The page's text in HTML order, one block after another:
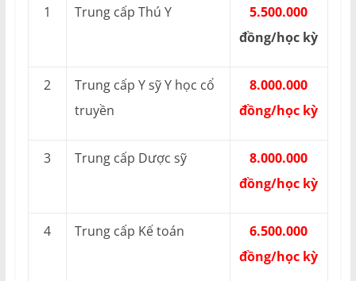
1 Trung cấp Thú Y
5.500.000
đồng/học kỳ
2
Trung cấp Y sỹ Y học cổ
truyền
8.000.000
đồng/học kỳ
3 Trung cấp Dược sỹ
8.000.000
đồng/học kỳ
4 Trung cấp Kế toán
6.500.000
đồng/học kỳ